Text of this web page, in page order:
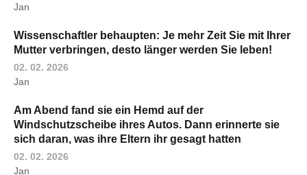
Jan
Wissenschaftler behaupten: Je mehr Zeit Sie mit Ihrer
Mutter verbringen, desto länger werden Sie leben!
02. 02. 2026
Jan
Am Abend fand sie ein Hemd auf der
Windschutzscheibe ihres Autos. Dann erinnerte sie
sich daran, was ihre Eltern ihr gesagt hatten
02. 02. 2026
Jan